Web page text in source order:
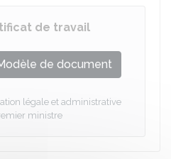
de travail
de document
légale et administrative
ministre